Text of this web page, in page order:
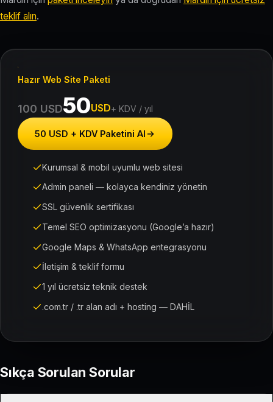
teklif alın.
Hazır Web Site Paketi
100 USD50USD+ KDV / yıl
50 USD + KDV Paketini Al
Kurumsal & mobil uyumlu web sitesi
Admin paneli — kolayca kendiniz yönetin
SSL güvenlik sertifikası
Temel SEO optimizasyonu (Google’a hazır)
Google Maps & WhatsApp entegrasyonu
İletişim & teklif formu
1 yıl ücretsiz teknik destek
.com.tr / .tr alan adı + hosting — DAHİL
Sıkça Sorulan Sorular